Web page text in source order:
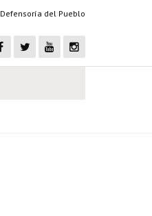
Defensoría del Pueblo